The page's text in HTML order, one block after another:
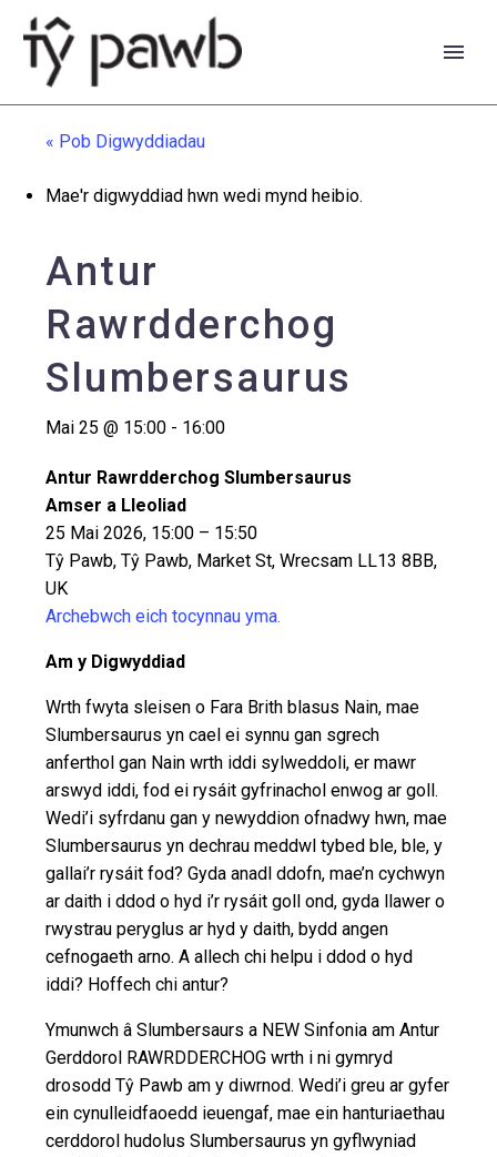
English
« Pob Digwyddiadau
Mae'r digwyddiad hwn wedi mynd heibio.
Antur
Rawrdderchog
Slumbersaurus
Mai 25 @ 15:00 - 16:00
Antur Rawrdderchog Slumbersaurus
Amser a Lleoliad
25 Mai 2026, 15:00 – 15:50
Tŷ Pawb, Tŷ Pawb, Market St, Wrecsam LL13 8BB,
UK
Archebwch eich tocynnau yma.
Am y Digwyddiad
Wrth fwyta sleisen o Fara Brith blasus Nain, mae
Slumbersaurus yn cael ei synnu gan sgrech
anferthol gan Nain wrth iddi sylweddoli, er mawr
arswyd iddi, fod ei rysáit gyfrinachol enwog ar goll.
Wedi’i syfrdanu gan y newyddion ofnadwy hwn, mae
Slumbersaurus yn dechrau meddwl tybed ble, ble, y
gallai’r rysáit fod? Gyda anadl ddofn, mae’n cychwyn
ar daith i ddod o hyd i’r rysáit goll ond, gyda llawer o
rwystrau peryglus ar hyd y daith, bydd angen
cefnogaeth arno. A allech chi helpu i ddod o hyd
iddi? Hoffech chi antur?
Ymunwch â Slumbersaurs a NEW Sinfonia am Antur
Gerddorol RAWRDDERCHOG wrth i ni gymryd
drosodd Tŷ Pawb am y diwrnod. Wedi’i greu ar gyfer
ein cynulleidfaoedd ieuengaf, mae ein hanturiaethau
cerddorol hudolus Slumbersaurus yn gyflwyniad